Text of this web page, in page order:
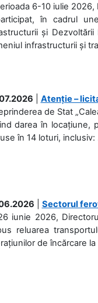
6-10 iulie 2026,
în cadrul
și
infrastructurii și
Atenție –
de Stat
darea în locațiune,
în 14 loturi, inclusiv:
Sectorul
iunie 2026,
reluarea
de încărcare